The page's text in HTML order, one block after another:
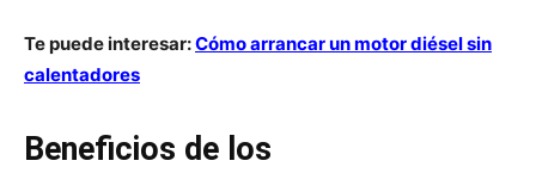
Te puede interesar:Cómo arrancar un motor diésel sin
calentadores
Beneficios de los